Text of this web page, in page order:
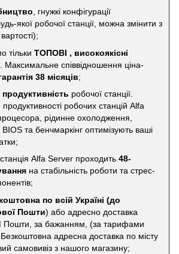
, гнужкі конфігурації
якої робочої станції, можна змінити з
тільки ТОПОВІ , високоякісні
. Максимальне співвідношення ціна-
38 місяців;
робочої станції.
робочих станцій Alfa
рідинне охолодження,
та бенчмаркінг оптимізують ваші
Alfa Server проходить 48-
на стабільність роботи та стрес-
по всій Україні (до
Пошти) або адресно доставка
Пошти, за бажанням, (за тарифами
адресна доставка по місту
самовивіз з нашого магазину;